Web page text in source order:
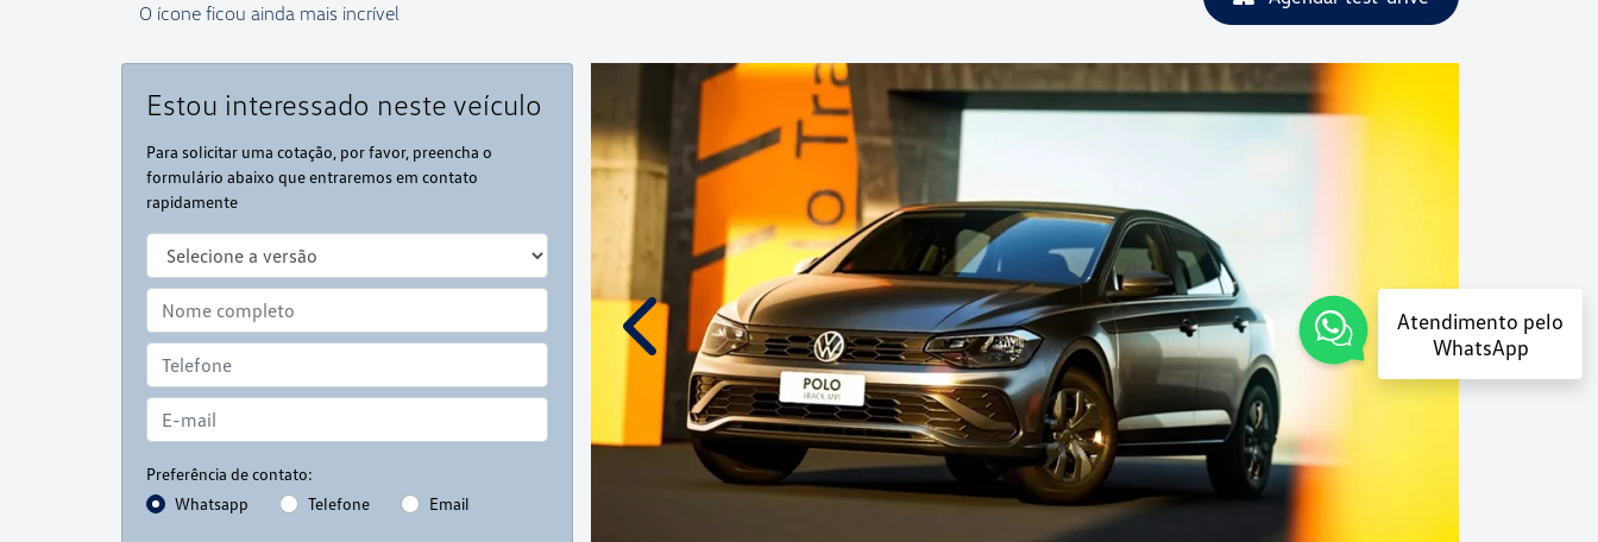
O ícone ficou ainda mais incrível
Estou interessado neste veículo
Para solicitar uma cotação, por favor, preencha o
formulário abaixo que entraremos em contato
rapidamente
Preferência de contato:
Whatsapp
Telefone Email
Anterior Próximo
Atendimento pelo
WhatsApp